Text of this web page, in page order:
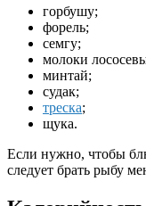
горбушу;
форель;
семгу;
молоки
минтай;
судак;
треска;
щука.
Если нужно, чтобы
следует брать рыбу